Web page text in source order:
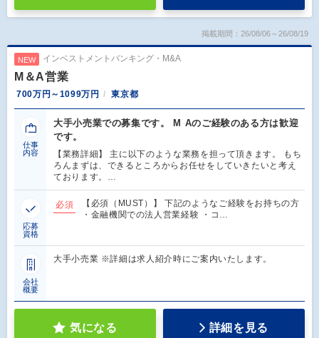
掲載期間：26/08/06～26/08/19
NEW インベストメントバンキング・M&A
M＆A営業
700万円～1099万円 東京都
仕事
内容
大手小売業での募集です。 M Aのご経験のある方は歓迎
です。
【業務詳細】 主に以下のような業務を担って頂きます。 もち
ろんまずは、できるところからお任せをしていきたいと考え
ております。…
応募
資格
必須
【必須（MUST）】 下記のようなご経験をお持ちの方
・金融機関での法人営業経験 ・コ…
会社
概要
大手小売業 ※詳細は求人紹介時にご案内いたします。
気になる 詳細を見る